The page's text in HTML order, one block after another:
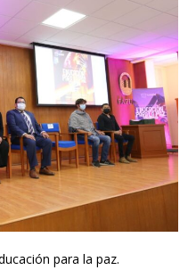
para la paz.